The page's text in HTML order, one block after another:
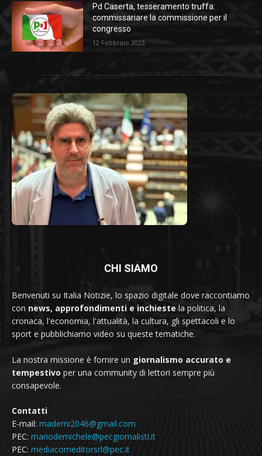
Pd Caserta, tesseramento truffa:
commissariare la commissione per il
congresso
12 Febbraio 2023
CHI SIAMO
Benvenuti su Italia Notizie, lo spazio digitale dove raccontiamo
con news, approfondimenti e inchieste la politica, la
cronaca, l'economia, l'attualità, la cultura, gli spettacoli e lo
sport e pubblichiamo video su queste tematiche.
La nostra missione è fornire un giornalismo accurato e
tempestivo per una community di lettori sempre più
consapevole.
Contatti
E-mail: mademi2046@gmail.com
PEC: mariodemichele@pecgiornalisti.it
PEC: mediacomeditorsrl@pec.it